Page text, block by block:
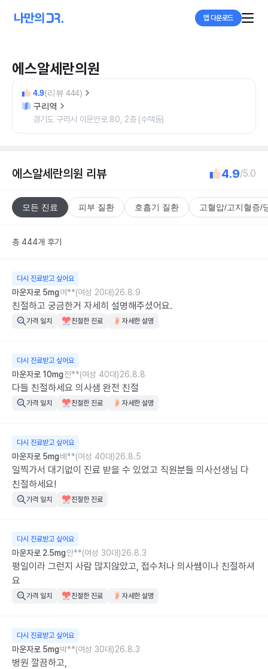
앱 다운로드
에스알세란의원
4.9(리뷰 444)
구리역
경기도 구리시 이문안로 80, 2층 (수택동)
에스알세란의원 리뷰 4.9/5.0
모든 진료 피부 질환 호흡기 질환 고혈압/고지혈증/
총 444개 후기
다시 진료받고 싶어요
마운자로 5mg여**(여성 20대)26.8.9
친절하고 궁금한거 자세히 설명해주셨어요.
가격 일치 친절한 진료 자세한 설명
다시 진료받고 싶어요
마운자로 10mg전**(여성 40대)26.8.8
다들 친절하세요 의사샘 완전 친절
가격 일치 친절한 진료 자세한 설명
다시 진료받고 싶어요
마운자로 5mg배**(여성 40대)26.8.5
일찍가서 대기없이 진료 받을 수 있었고 직원분들 의사선생님 다
친절하세요!
가격 일치 친절한 진료
다시 진료받고 싶어요
마운자로 2.5mg안**(여성 30대)26.8.3
평일이라 그런지 사람 많지않았고, 접수처나 의사쌤이나 친절하셔
요
가격 일치 친절한 진료 자세한 설명
다시 진료받고 싶어요
마운자로 5mg박**(여성 30대)26.8.3
병원 깔끔하고,